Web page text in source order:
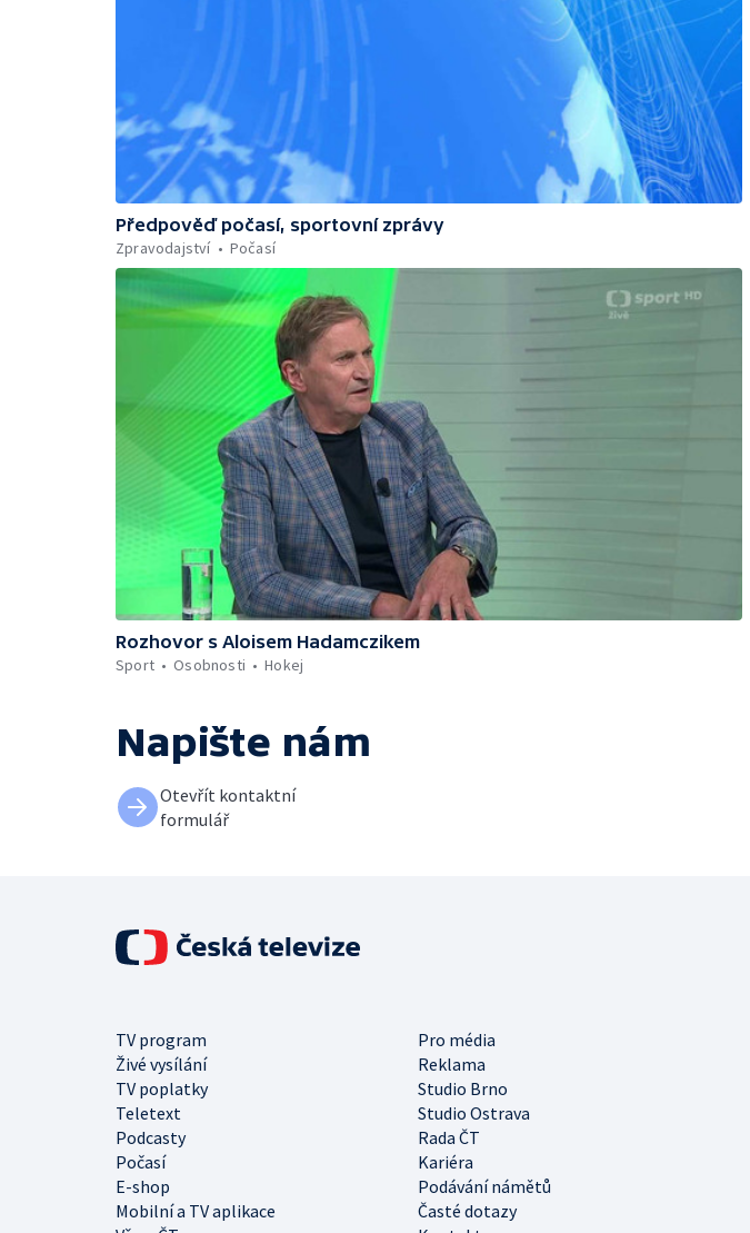
Předpověď počasí, sportovní zprávy
Zpravodajství
Počasí
Rozhovor s Aloisem Hadamczikem
Sport
Osobnosti Hokej
Napište nám
Otevřít kontaktní
formulář
TV program
Pro média
Živé vysílání
Reklama
TV poplatky
Studio Brno
Teletext
Studio Ostrava
Podcasty
Rada ČT
Počasí
Kariéra
E-shop
Podávání námětů
Mobilní a TV aplikace
Časté dotazy